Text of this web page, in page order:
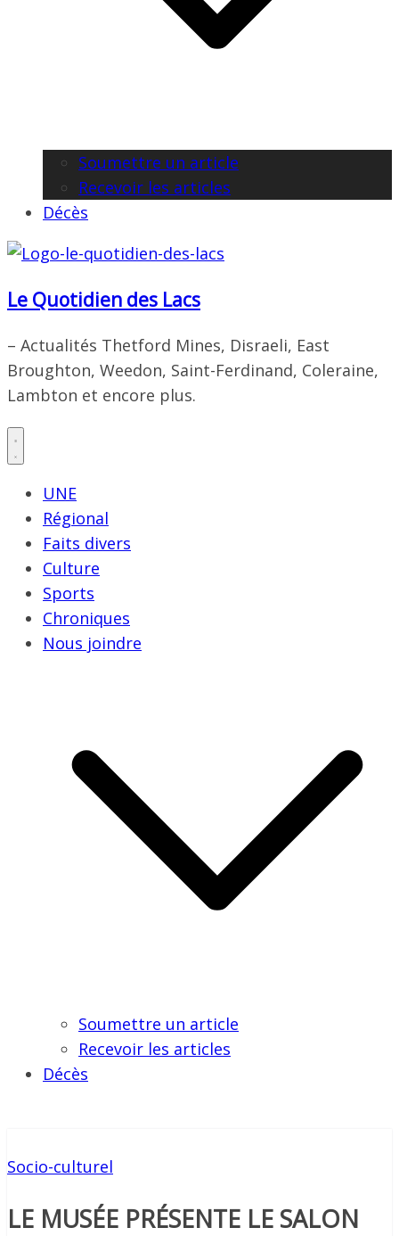
Soumettre un article
Recevoir les articles
Décès
Le Quotidien des Lacs
– Actualités Thetford Mines, Disraeli, East
Broughton, Weedon, Saint-Ferdinand, Coleraine,
Lambton et encore plus.
UNE
Régional
Faits divers
Culture
Sports
Chroniques
Nous joindre
Soumettre un article
Recevoir les articles
Décès
Socio-culturel
LE MUSÉE PRÉSENTE LE SALON